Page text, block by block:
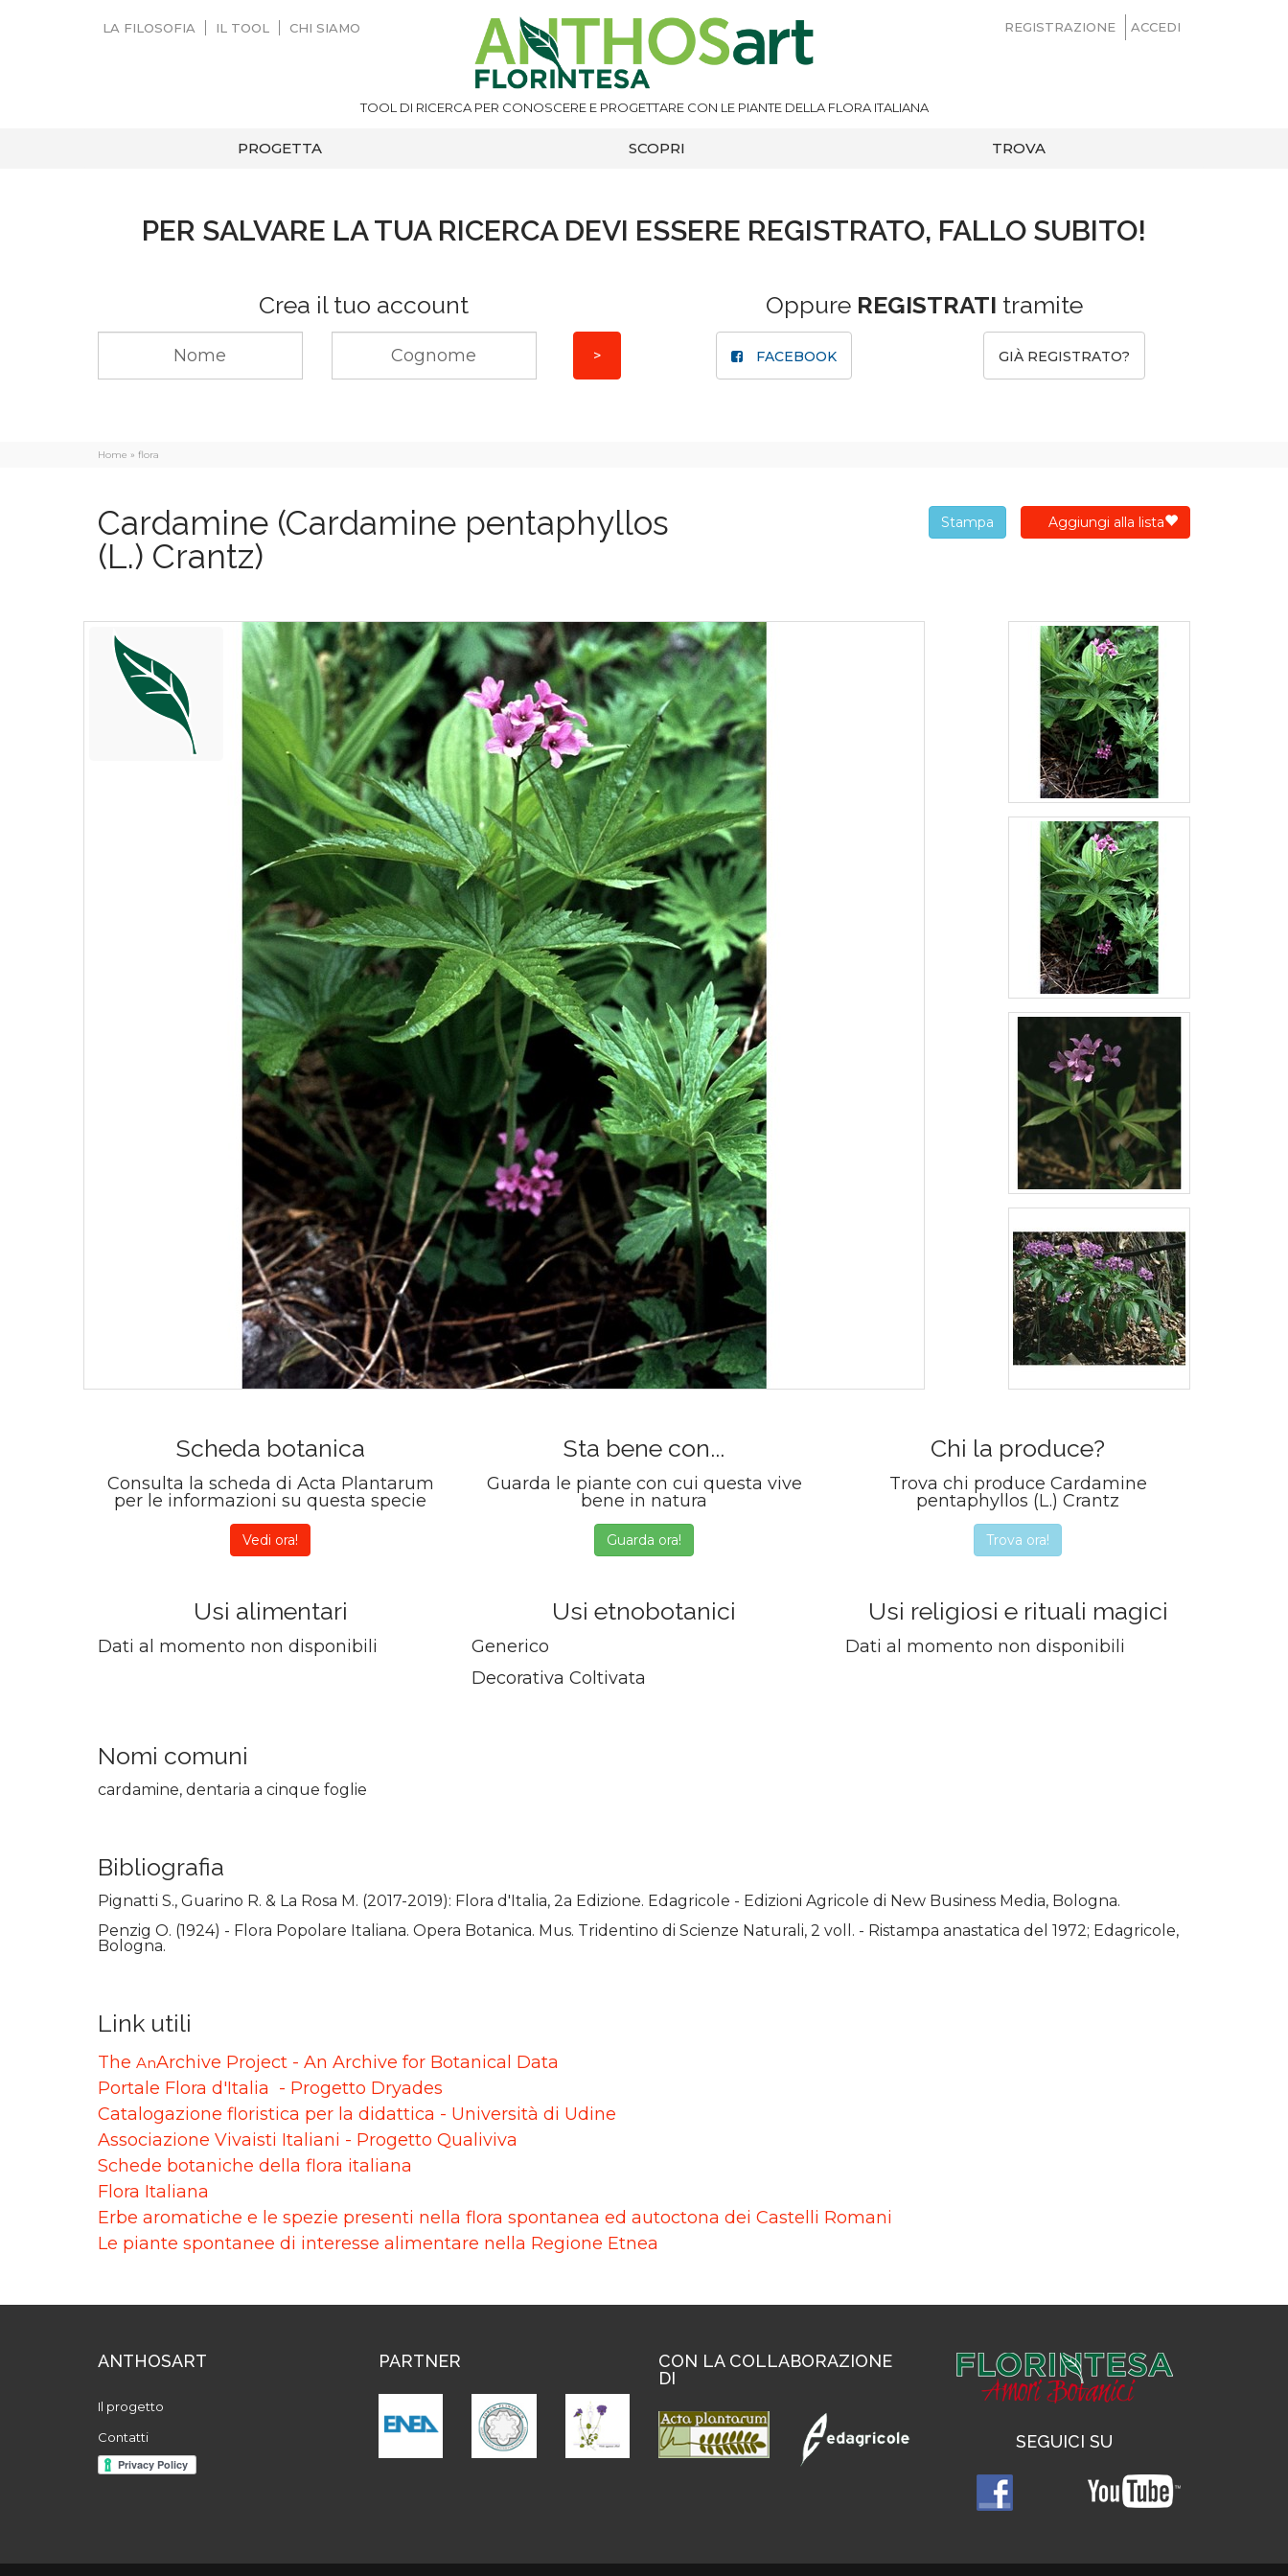
LA FILOSOFIA IL TOOL CHI SIAMO ACCEDI
REGISTRAZIONE
TOOL DI RICERCA PER CONOSCERE E PROGETTARE CON LE PIANTE DELLA FLORA ITALIANA
PROGETTA SCOPRI TROVA
PER SALVARE LA TUA RICERCA DEVI ESSERE REGISTRATO, FALLO SUBITO!
Crea il tuo account Oppure REGISTRATI tramite
FACEBOOK GIÀ REGISTRATO?
Home » flora
Cardamine (Cardamine pentaphyllos
(L.) Crantz)
Aggiungi alla lista
Stampa
Scheda botanica
Consulta la scheda di Acta Plantarum
per le informazioni su questa specie
Vedi ora!
Sta bene con...
Guarda le piante con cui questa vive
bene in natura
Guarda ora!
Chi la produce?
Trova chi produce Cardamine
pentaphyllos (L.) Crantz
Trova ora!
Usi alimentari
Dati al momento non disponibili
Usi etnobotanici
Generico
Decorativa Coltivata
Usi religiosi e rituali magici
Dati al momento non disponibili
Nomi comuni
cardamine, dentaria a cinque foglie
Bibliografia
Pignatti S., Guarino R. & La Rosa M. (2017-2019): Flora d'Italia, 2a Edizione. Edagricole - Edizioni Agricole di New Business Media, Bologna.
Penzig O. (1924) - Flora Popolare Italiana. Opera Botanica. Mus. Tridentino di Scienze Naturali, 2 voll. - Ristampa anastatica del 1972; Edagricole,
Bologna.
Link utili
The AnArchive Project - An Archive for Botanical Data
Portale Flora d'Italia - Progetto Dryades
Catalogazione floristica per la didattica - Università di Udine
Associazione Vivaisti Italiani - Progetto Qualiviva
Schede botaniche della flora italiana
Flora Italiana
Erbe aromatiche e le spezie presenti nella flora spontanea ed autoctona dei Castelli Romani
Le piante spontanee di interesse alimentare nella Regione Etnea
ANTHOSART
Il progetto
Contatti
PARTNER
CON LA COLLABORAZIONE
DI
SEGUICI SU